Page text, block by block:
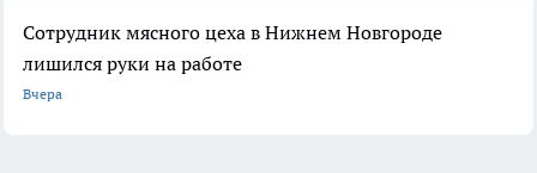
Сотрудник мясного цеха в Нижнем Новгороде
лишился руки на работе
Вчера